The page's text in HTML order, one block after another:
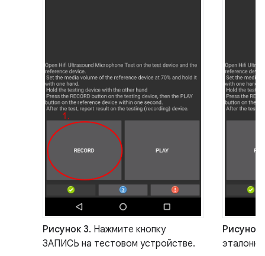
Рисунок 3. Нажмите кнопку
ЗАПИСЬ на тестовом устройстве.
Рисунок